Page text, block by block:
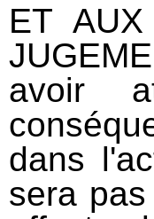
ET
avoir
dans
sera